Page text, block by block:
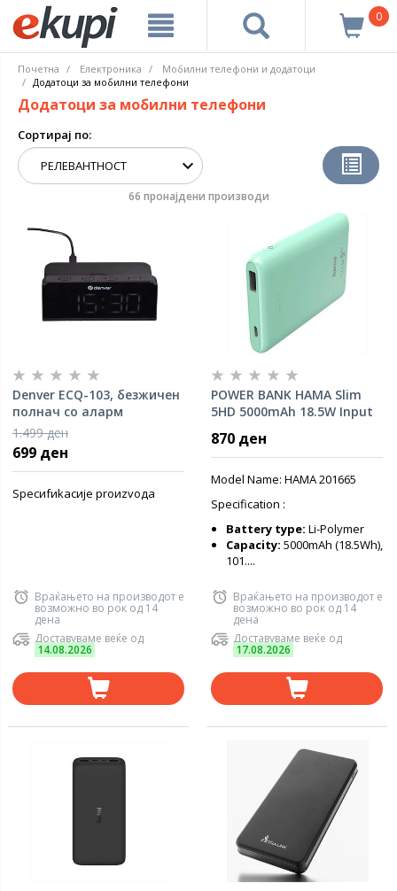
0
Почетна Електроника
Мобилни телефони и додатоци
Додатоци за мобилни телефони
Додатоци за мобилни телефони
Сортирај по:
66 пронајдени производи
Denver ECQ-103, безжичен
полнач со аларм
1.499 ден
699 ден
Specиfиkacиje proиzvoда
Враќањето на производот е
возможно во рок од 14
дена
Доставуваме веќе од
14.08.2026
POWER BANK HAMA Slim
5HD 5000mAh 18.5W Input
mint green, 201665
870 ден
Model Name: HAMA 201665
Specification :
Battery type: Li-Polymer
Capacity: 5000mAh (18.5Wh),
101....
Враќањето на производот е
возможно во рок од 14
дена
Доставуваме веќе од
17.08.2026